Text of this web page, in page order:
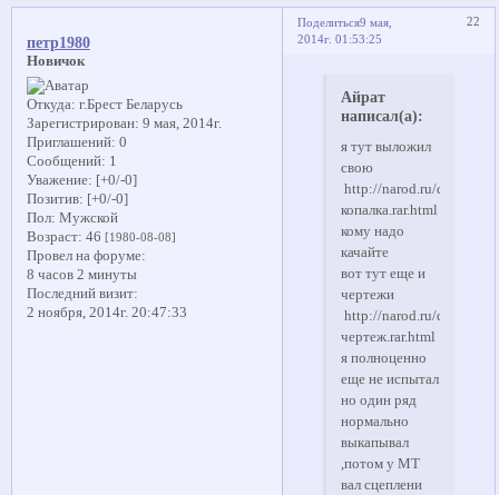
Поделиться 22
9 мая,
2014г. 01:53:25
петр1980
Новичок
Откуда: г.Брест Беларусь
Зарегистрирован: 9 мая, 2014г.
Приглашений: 0
Сообщений: 1
Уважение: [+0/-0]
Позитив: [+0/-0]
Пол: Мужской
Возраст: 46 [1980-08-08]
Провел на форуме:
8 часов 2 минуты
Последний визит:
2 ноября, 2014г. 20:47:33
Айрат
написал(а):
я тут выложил
свою
http://narod.ru/disk/
копалка.rar.html
кому надо
качайте
вот тут еще и
чертежи
http://narod.ru/disk/
чертеж.rar.html
я полноценно
еще не испытал
но один ряд
нормально
выкапывал
,потом у МТ
вал сцеплени